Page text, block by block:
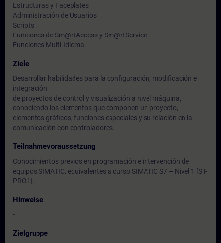
Estructuras y Faceplates
Administración de Usuarios
Scripts
Funciones de Sm@rtAccess y Sm@rtService
Funciones Multi-Idioma
Ziele
Desarrollar habilidades para la configuración, modificación e
integración
de proyectos de control y visualización a nivel máquina,
conociendo los elementos que componen un proyecto,
elementos gráficos, funciones especiales y su relación en la
comunicación con controladores.
Teilnahmevoraussetzung
Conocimientos previos en programación e intervención de
equipos SIMATIC, equivalentes a curso SIMATIC S7 – Nivel 1 [ST-
PRO1].
Hinweise
-
Zielgruppe